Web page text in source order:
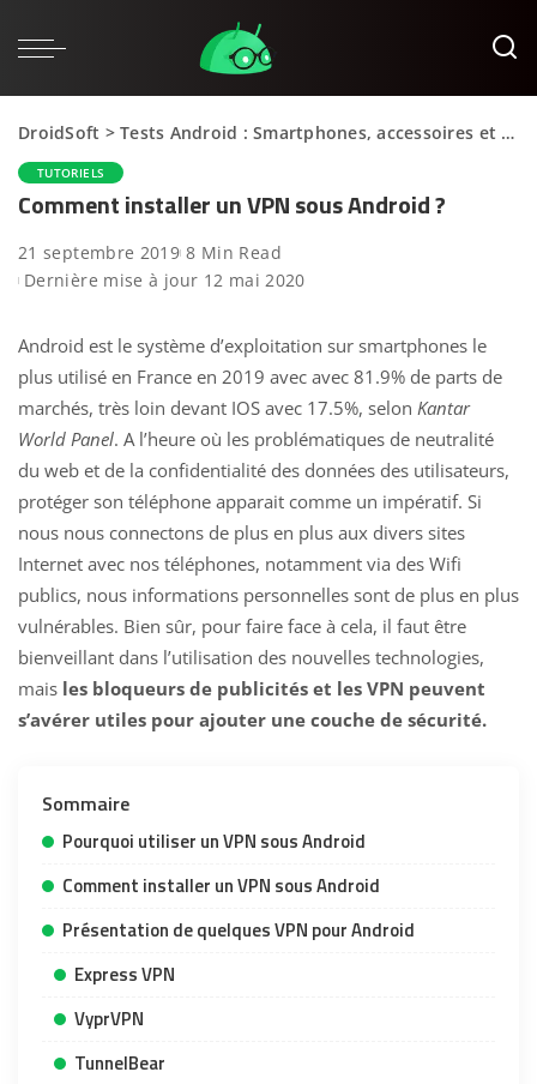
DroidSoft >Tests Android : Smartphones, accessoires et applications
TUTORIELS
Comment installer un VPN sous Android ?
21 septembre 2019 8 Min Read
Dernière mise à jour 12 mai 2020
Android est le système d’exploitation sur smartphones le
plus utilisé en France en 2019 avec avec 81.9% de parts de
marchés, très loin devant IOS avec 17.5%, selon Kantar
World Panel. A l’heure où les problématiques de neutralité
du web et de la confidentialité des données des utilisateurs,
protéger son téléphone apparait comme un impératif. Si
nous nous connectons de plus en plus aux divers sites
Internet avec nos téléphones, notamment via des Wifi
publics, nous informations personnelles sont de plus en plus
vulnérables. Bien sûr, pour faire face à cela, il faut être
bienveillant dans l’utilisation des nouvelles technologies,
mais les bloqueurs de publicités et les VPN peuvent
s’avérer utiles pour ajouter une couche de sécurité.
Sommaire
Pourquoi utiliser un VPN sous Android
Comment installer un VPN sous Android
Présentation de quelques VPN pour Android
Express VPN
VyprVPN
TunnelBear